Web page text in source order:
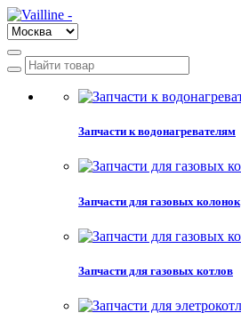
Запчасти к водонагревателям
Запчасти для газовых колонок
Запчасти для газовых котлов